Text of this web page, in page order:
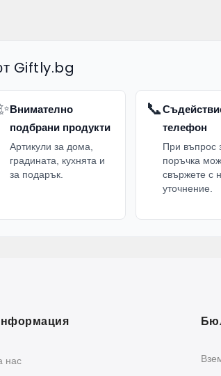
Giftly.bg
Внимателно
подбрани продукти
Артикули за дома,
градината, кухнята и
за подарък.
📞
телефон
При въпрос
поръчка
свържете с
уточнение.
нас